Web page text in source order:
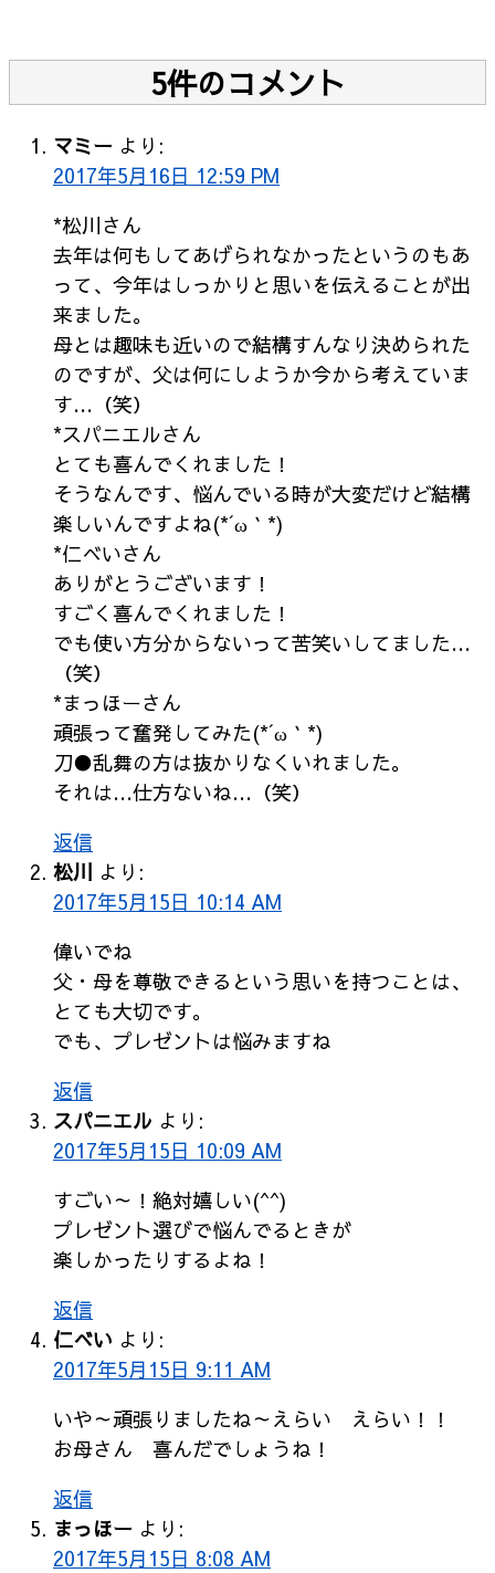
5件のコメント
マミー より:
2017年5月16日 12:59 PM
*松川さん
去年は何もしてあげられなかったというのもあ
って、今年はしっかりと思いを伝えることが出
来ました。
母とは趣味も近いので結構すんなり決められた
のですが、父は何にしようか今から考えていま
す…（笑）
*スパニエルさん
とても喜んでくれました！
そうなんです、悩んでいる時が大変だけど結構
楽しいんですよね(*´ω｀*)
*仁べいさん
ありがとうございます！
すごく喜んでくれました！
でも使い方分からないって苦笑いしてました…
（笑）
*まっほーさん
頑張って奮発してみた(*´ω｀*)
刀●乱舞の方は抜かりなくいれました。
それは…仕方ないね…（笑）
返信
松川 より:
2017年5月15日 10:14 AM
偉いでね
父・母を尊敬できるという思いを持つことは、
とても大切です。
でも、プレゼントは悩みますね
返信
スパニエル より:
2017年5月15日 10:09 AM
すごい～！絶対嬉しい(^^)
プレゼント選びで悩んでるときが
楽しかったりするよね！
返信
仁べい より:
2017年5月15日 9:11 AM
いや～頑張りましたね～えらい えらい！！
お母さん 喜んだでしょうね！
返信
まっほー より:
2017年5月15日 8:08 AM